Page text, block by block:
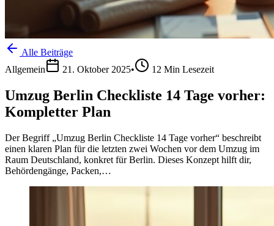
Alle Beiträge
Allgemein
21. Oktober 2025• 12 Min Lesezeit
Umzug Berlin Checkliste 14 Tage vorher:
Kompletter Plan
Der Begriff „Umzug Berlin Checkliste 14 Tage vorher“ beschreibt
einen klaren Plan für die letzten zwei Wochen vor dem Umzug im
Raum Deutschland, konkret für Berlin. Dieses Konzept hilft dir,
Behördengänge, Packen,…